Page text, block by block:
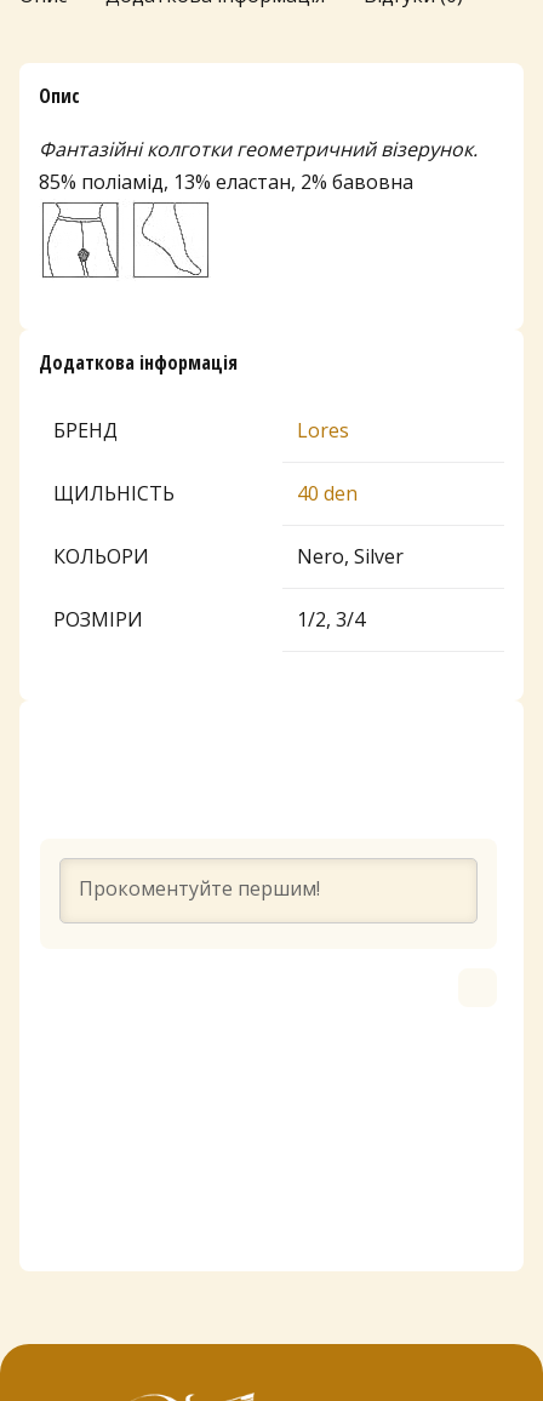
Опис
Фантазійні колготки геометричний візерунок.
85% поліамід, 13% еластан, 2% бавовна
Додаткова інформація
БРЕНД Lores
ЩИЛЬНІСТЬ 40 den
КОЛЬОРИ Nero, Silver
РОЗМІРИ 1/2, 3/4